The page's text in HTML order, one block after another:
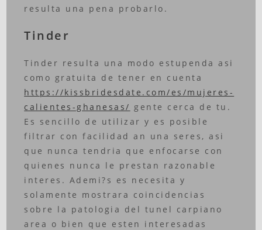
resulta una pena probarlo.
Tinder
Tinder resulta una modo estupenda asi
como gratuita de tener en cuenta
https://kissbridesdate.com/es/mujeres-
calientes-ghanesas/ gente cerca de tu.
Es sencillo de utilizar y es posible
filtrar con facilidad an una seres, asi
que nunca tendria que enfocarse con
quienes nunca le prestan razonable
interes. Ademi?s es necesita y
solamente mostrara coincidencias
sobre la patologia del tunel carpiano
area o bien que esten interesadas